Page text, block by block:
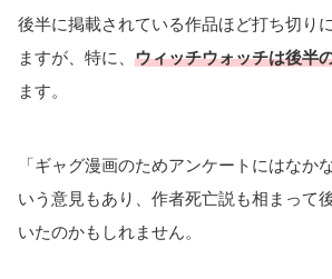
後半に掲載されている作品ほど打ち切り
ますが、特に、 ウィッチウォッチは後半
ます。
「ギャグ漫画のためアンケートにはなか
いう意見もあり、作者死亡説も相まって
いたのかもしれません。